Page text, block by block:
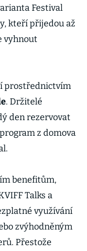
Festival
kteří přijedou až
vyhnout
prostřednictvím
. Držitelé
den rezervovat
z domova
benefitům,
Talks a
využívání
zvýhodněným
Přestože